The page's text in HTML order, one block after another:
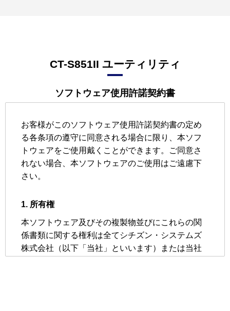
CT-S851II ユーティリティ
ソフトウェア使用許諾契約書